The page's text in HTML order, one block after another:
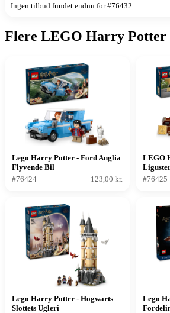
Ingen tilbud fundet endnu for #76432.
Flere LEGO Harry Potter
Lego Harry Potter - Ford Anglia
Flyvende Bil
#76424
123,00 kr.
LEGO
#76425
Lego Harry Potter - Hogwarts
Slottets Ugleri
Lego